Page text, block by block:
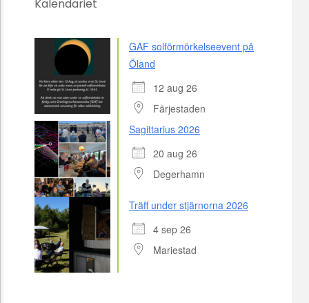
Kalendariet
GAF solförmörkelseevent på
Öland
12 aug 26
Färjestaden
Sagittarius 2026
20 aug 26
Degerhamn
Träff under stjärnorna 2026
4 sep 26
Mariestad